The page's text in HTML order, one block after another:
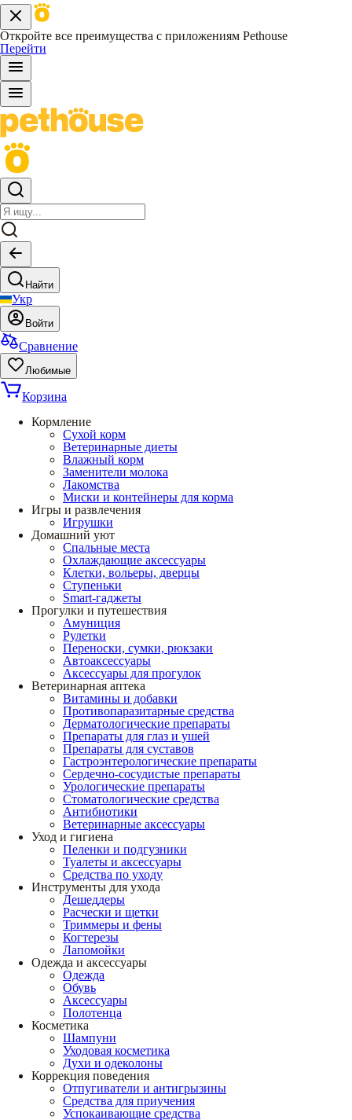
Откройте все преимущества с приложениям Pethouse
Перейти
Найти
Укр
Войти
Сравнение
Любимые
Корзина
Кормление
Сухой корм
Ветеринарные диеты
Влажный корм
Заменители молока
Лакомства
Миски и контейнеры для корма
Игры и развлечения
Игрушки
Домашний уют
Спальные места
Охлаждающие аксессуары
Клетки, вольеры, дверцы
Ступеньки
Smart-гаджеты
Прогулки и путешествия
Амуниция
Рулетки
Переноски, сумки, рюкзаки
Автоаксессуары
Аксессуары для прогулок
Ветеринарная аптека
Витамины и добавки
Противопаразитарные средства
Дерматологические препараты
Препараты для глаз и ушей
Препараты для суставов
Гастроэнтерологические препараты
Сердечно-сосудистые препараты
Урологические препараты
Стоматологические средства
Антибиотики
Ветеринарные аксессуары
Уход и гигиена
Пеленки и подгузники
Туалеты и аксессуары
Средства по уходу
Инструменты для ухода
Дешеддеры
Расчески и щетки
Триммеры и фены
Когтерезы
Лапомойки
Одежда и аксессуары
Одежда
Обувь
Аксессуары
Полотенца
Косметика
Шампуни
Уходовая косметика
Духи и одеколоны
Коррекция поведения
Отпугиватели и антигрызины
Средства для приучения
Успокаивающие средства